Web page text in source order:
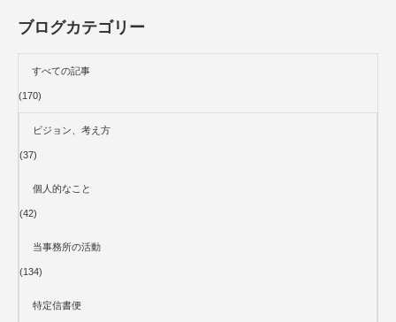
ブログカテゴリー
すべての記事
(170)
ビジョン、考え方
(37)
個人的なこと
(42)
当事務所の活動
(134)
特定信書便